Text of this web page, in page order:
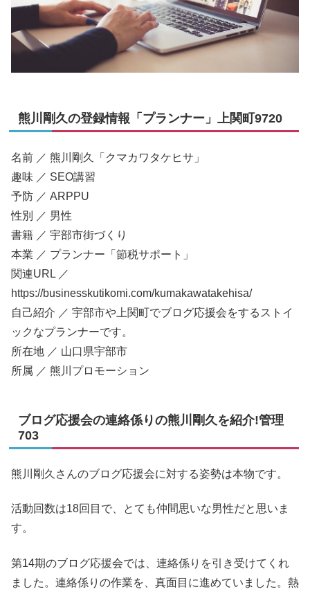
熊川剛久の登録情報「プランナー」上関町9720
名前 ／ 熊川剛久「クマカワタケヒサ」
趣味 ／ SEO講習
予防 ／ ARPPU
性別 ／ 男性
書籍 ／ 宇部市街づくり
本業 ／ プランナー「節税サポート」
関連URL ／
https://businesskutikomi.com/kumakawatakehisa/
自己紹介 ／ 宇部市や上関町でブログ応援会をするストイ
ックなプランナーです。
所在地 ／ 山口県宇部市
所属 ／ 熊川プロモーション
ブログ応援会の連絡係りの熊川剛久を紹介!管理
703
熊川剛久さんのブログ応援会に対する姿勢は本物です。
活動回数は18回目で、とても仲間思いな男性だと思いま
す。
第14期のブログ応援会では、連絡係りを引き受けてくれ
ました。連絡係りの作業を、真面目に進めていました。熱